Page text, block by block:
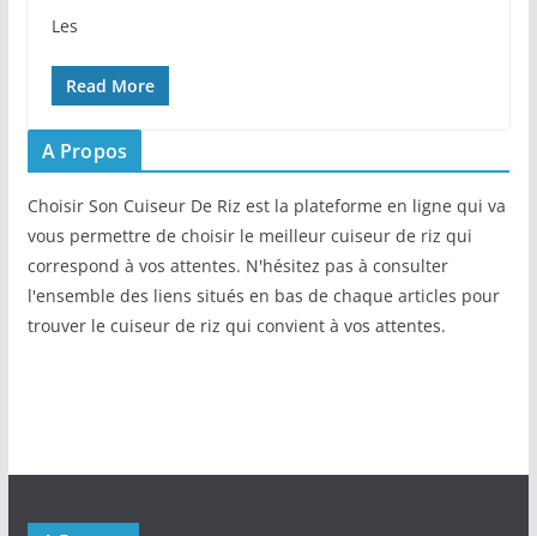
Les ⁤
Read More
A Propos
Choisir Son Cuiseur De Riz est la plateforme en ligne qui va
vous permettre de choisir le meilleur cuiseur de riz qui
correspond à vos attentes. N'hésitez pas à consulter
l'ensemble des liens situés en bas de chaque articles pour
trouver le cuiseur de riz qui convient à vos attentes.